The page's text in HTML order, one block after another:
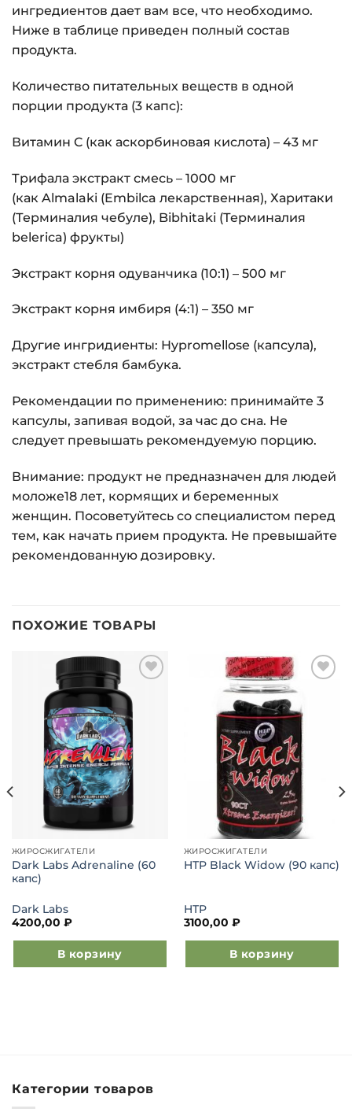
ингредиентов дает вам все, что необходимо.
Ниже в таблице приведен полный состав
продукта.
Количество питательных веществ в одной
порции продукта (3 капс):
Витамин C (как аскорбиновая кислота) – 43 мг
Трифала экстракт смесь – 1000 мг
(как Almalaki (Embilca лекарственная), Харитаки
(Терминалия чебуле), Bibhitaki (Терминалия
belerica) фрукты)
Экстракт корня одуванчика (10:1) – 500 мг
Экстракт корня имбиря (4:1) – 350 мг
Другие ингридиенты: Hypromellose (капсула),
экстракт стебля бамбука.
Рекомендации по применению: принимайте 3
капсулы, запивая водой, за час до сна. Не
следует превышать рекомендуемую порцию.
Внимание: продукт не предназначен для людей
моложе18 лет, кормящих и беременных
женщин. Посоветуйтесь со специалистом перед
тем, как начать прием продукта. Не прeвышайте
рекомендованную дозировку.
ПОХОЖИЕ ТОВАРЫ
Добавить
в список
желаний
ЖИРОСЖИГАТЕЛИ
Dark Labs Adrenaline (60
капс)
Dark Labs
4200,00 ₽
В корзину
Добавить
в список
желаний
ЖИРОСЖИГАТЕЛИ
HTP Black Widow (90 капс)
HTP
3100,00 ₽
В корзину
Категории товаров